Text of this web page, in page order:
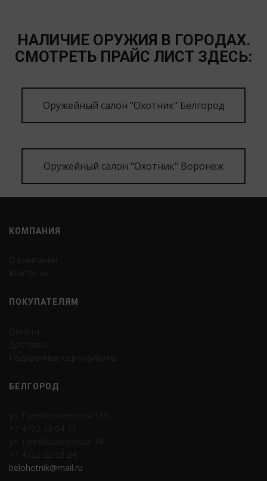
НАЛИЧИЕ ОРУЖИЯ В ГОРОДАХ.
СМОТРЕТЬ ПРАЙС ЛИСТ ЗДЕСЬ:
Оружейный салон "Охотник" Белгород
Оружейный салон "Охотник" Воронеж
КОМПАНИЯ
ПОКУПАТЕЛЯМ
БЕЛГОРОД
belohotnik@mail.ru